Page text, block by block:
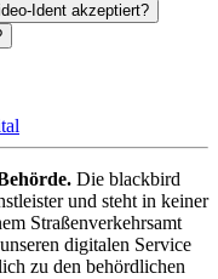
Ident akzeptiert?
Die blackbird
und steht in keiner
Straßenverkehrsamt
digitalen Service
zu den behördlichen